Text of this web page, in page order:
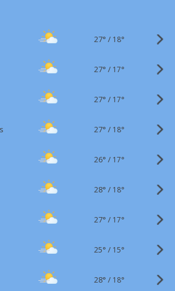
27° / 18°
27° / 17°
27° / 17°
27° / 18°
26° / 17°
28° / 18°
27° / 17°
25° / 15°
28° / 18°